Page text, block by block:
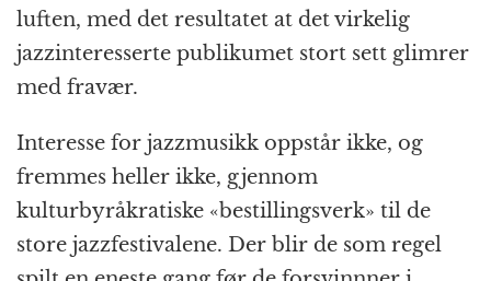
luften, med det resultatet at det virkelig
jazzinteresserte publikumet stort sett glimrer
med fravær.
Interesse for jazzmusikk oppstår ikke, og
fremmes heller ikke, gjennom
kulturbyråkratiske «bestillingsverk» til de
store jazzfestivalene. Der blir de som regel